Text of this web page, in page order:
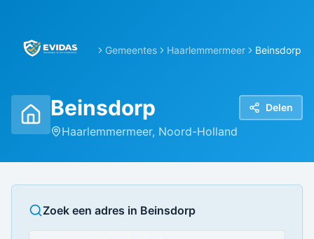
Gemeentes Haarlemmermeer Beinsdorp
Beinsdorp
Haarlemmermeer, Noord-Holland
Delen
Zoek een adres in Beinsdorp